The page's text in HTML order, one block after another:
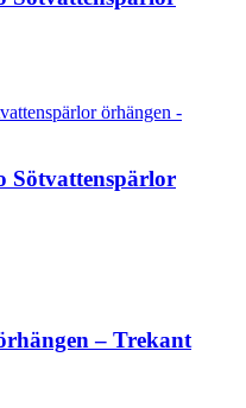
Sötvattenspärlor
– Trekant